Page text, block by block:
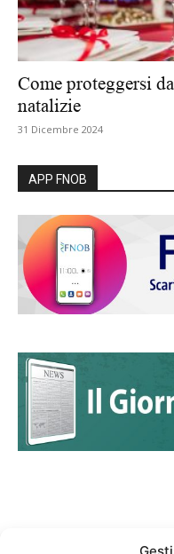
Come proteggersi
natalizie
31 Dicembre 2024
APP FNOB